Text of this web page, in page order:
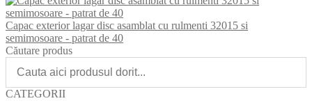
Capac exterior lagar disc asamblat cu rulmenti 32015 si
semimosoare - patrat de 40
Căutare produs
CATEGORII